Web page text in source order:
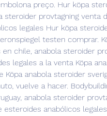
preço. Hur köpa
steroider provtagning venta
legales Hur köpa
testen comprar.
chile, anabola steroider
legales a la venta Köpa
Köpa anabola steroider
vuelve a hacer.
anabola steroider
anabólicos